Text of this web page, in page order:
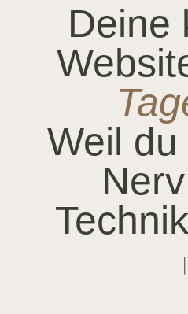
Deine
Weil